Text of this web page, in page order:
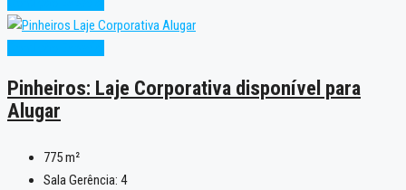
Pinheiros: Laje Corporativa disponível para
Alugar
775m²
Sala Gerência: 4